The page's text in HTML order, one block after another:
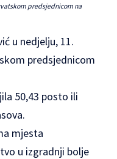
predsjednicom na
u nedjelju, 11.
predsjednicom
50,43 posto ili
mjesta
u izgradnji bolje